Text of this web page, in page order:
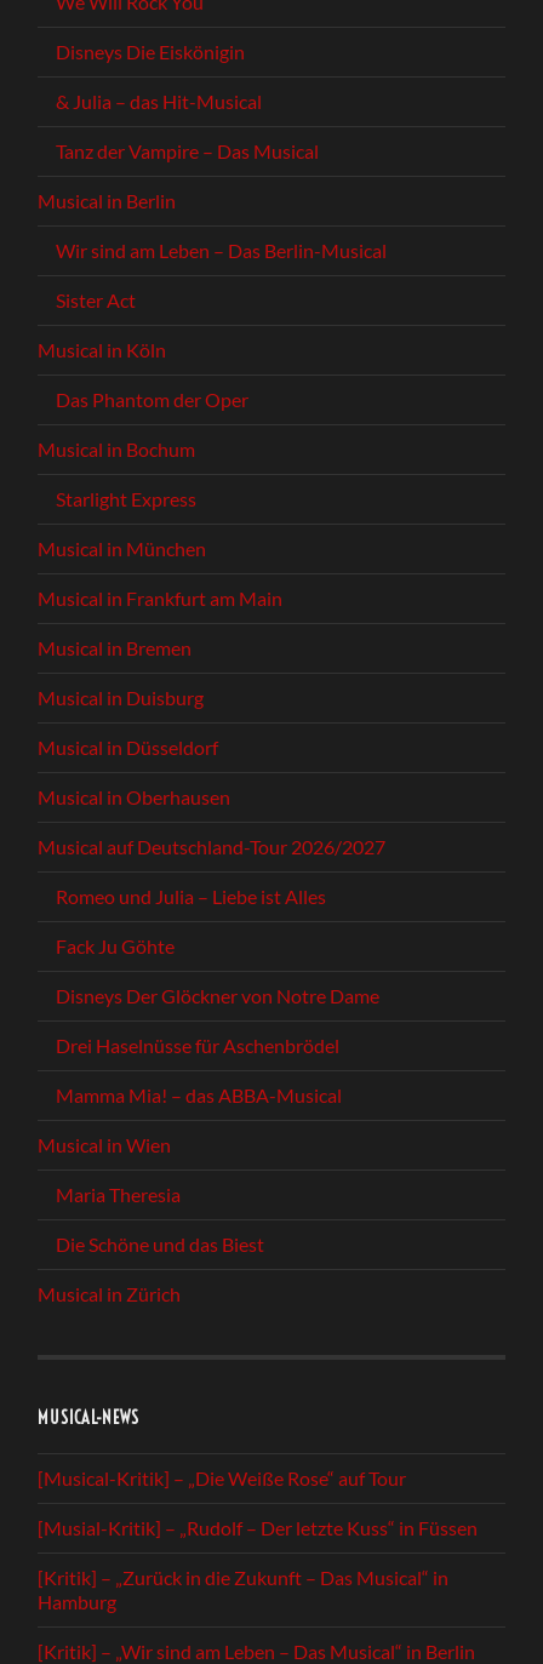
Disneys Die Eiskönigin
& Julia – das Hit-Musical
Tanz der Vampire – Das Musical
Musical in Berlin
Wir sind am Leben – Das Berlin-Musical
Sister Act
Musical in Köln
Das Phantom der Oper
Musical in Bochum
Starlight Express
Musical in München
Musical in Frankfurt am Main
Musical in Bremen
Musical in Duisburg
Musical in Düsseldorf
Musical in Oberhausen
Musical auf Deutschland-Tour 2026/2027
Romeo und Julia – Liebe ist Alles
Fack Ju Göhte
Disneys Der Glöckner von Notre Dame
Drei Haselnüsse für Aschenbrödel
Mamma Mia! – das ABBA-Musical
Musical in Wien
Maria Theresia
Die Schöne und das Biest
Musical in Zürich
MUSICAL-NEWS
[Musical-Kritik] – „Die Weiße Rose“ auf Tour
[Musial-Kritik] – „Rudolf – Der letzte Kuss“ in Füssen
[Kritik] – „Zurück in die Zukunft – Das Musical“ in
Hamburg
[Kritik] – „Wir sind am Leben – Das Musical“ in Berlin